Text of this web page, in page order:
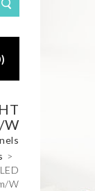
W
>
LED
W